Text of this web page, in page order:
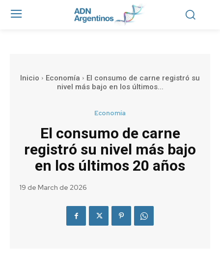
Inicio Economía
El consumo de carne registró su
nivel más bajo en los últimos...
Economía
El consumo de carne
registró su nivel más bajo
en los últimos 20 años
19 de March de 2026